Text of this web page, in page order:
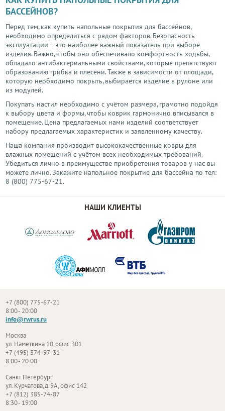
БАССЕЙНОВ?
Перед тем, как купить напольные покрытия для бассейнов,
необходимо определиться с рядом факторов. Безопасность
эксплуатации – это наиболее важный показатель при выборе
изделия. Важно, чтобы оно обеспечивало комфортность ходьбы,
обладало антибактериальными свойствами, которые препятствуют
образованию грибка и плесени. Также в зависимости от площади,
которую необходимо покрыть, выбирается изделие в рулоне или
из модулей.
Покупать настил необходимо с учётом размера, грамотно подойдя
к выбору цвета и формы, чтобы коврик гармонично вписывался в
помещение. Цена предлагаемых нами изделий соответствует
набору предлагаемых характеристик и заявленному качеству.
Наша компания производит высококачественные ковры для
влажных помещений с учётом всех необходимых требований.
Убедиться лично в преимуществе приобретения товаров у нас вы
можете лично. Закажите напольное покрытие для бассейна по тел:
8 (800) 775-67-21.
НАШИ КЛИЕНТЫ
+7 (800) 775-67-21
8:00 - 20:00
info@rwrus.ru
Москва
ул. Наметкина 10, офис 301
+7 (495) 374-97-31
8:00 - 20:00
Санкт Петербург
ул. Курчатова, д. 9А, офис 142
+7 (812) 385-74-87
8:30 - 19:00